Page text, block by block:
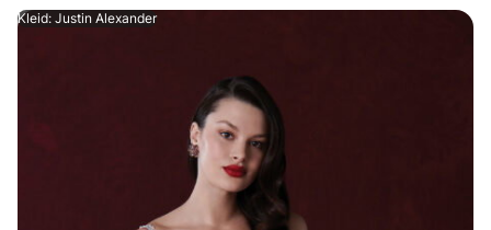
Kleid: Justin Alexander